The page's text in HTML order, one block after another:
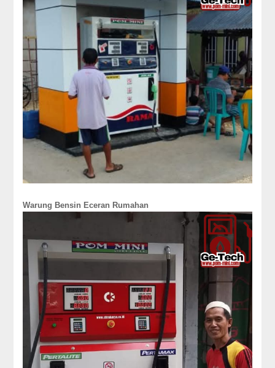
Warung Bensin Eceran Rumahan